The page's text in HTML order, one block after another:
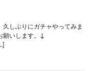
しぶりにガチャやってみま
願いします。↓